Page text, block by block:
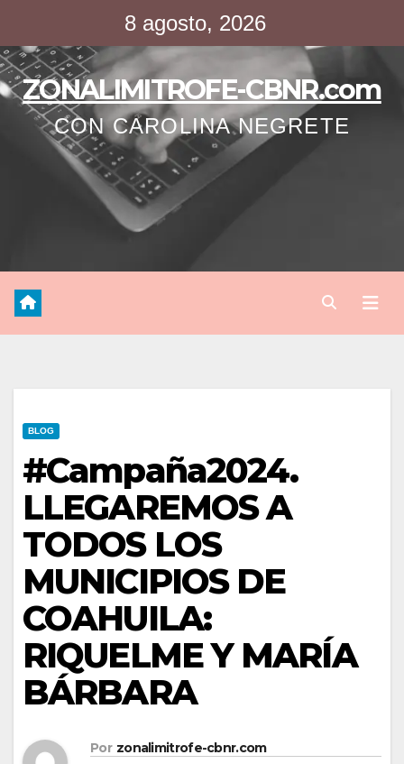
contenido
8 agosto, 2026
ZONALIMITROFE-CBNR.com
CON CAROLINA NEGRETE
BLOG
#Campaña2024.
LLEGAREMOS A
TODOS LOS
MUNICIPIOS DE
COAHUILA:
RIQUELME Y MARÍA
BÁRBARA
Por zonalimitrofe-cbnr.com